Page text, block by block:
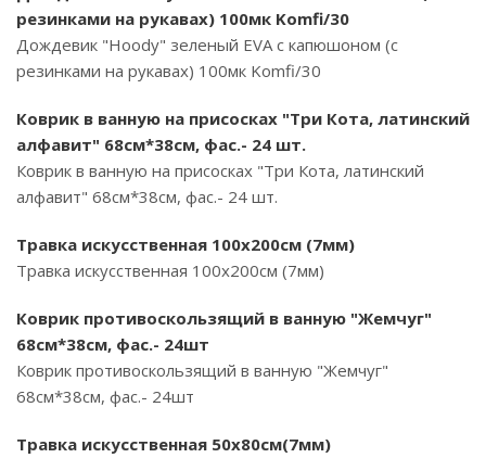
резинками на рукавах) 100мк Komfi/30
Дождевик "Hoody" зеленый EVA с капюшоном (с
резинками на рукавах) 100мк Komfi/30
Коврик в ванную на присосках "Три Кота, латинский
алфавит" 68см*38см, фас.- 24 шт.
Коврик в ванную на присосках "Три Кота, латинский
алфавит" 68см*38см, фас.- 24 шт.
Травка искусственная 100х200см (7мм)
Травка искусственная 100х200см (7мм)
Коврик противоскользящий в ванную "Жемчуг"
68см*38см, фас.- 24шт
Коврик противоскользящий в ванную "Жемчуг"
68см*38см, фас.- 24шт
Травка искусственная 50х80см(7мм)